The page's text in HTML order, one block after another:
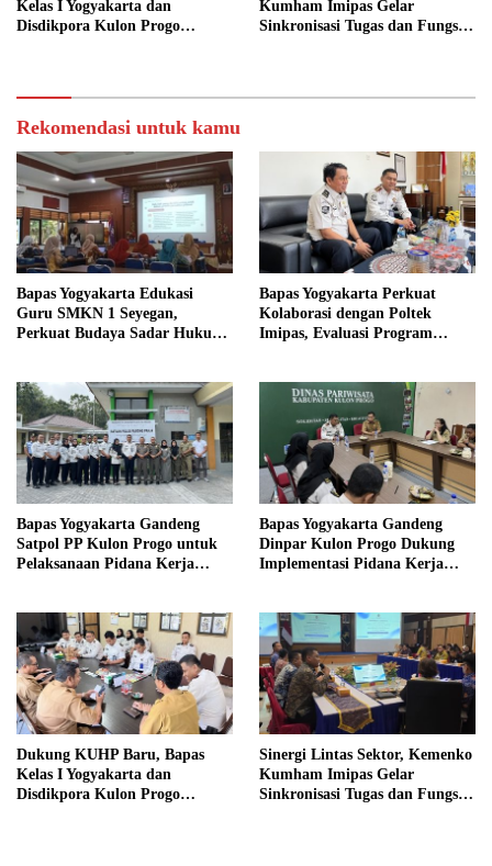
Kelas I Yogyakarta dan
Disdikpora Kulon Progo
Kumham Imipas Gelar
Sinkronisasi Tugas dan Fungsi
Rekomendasi untuk kamu
Bapas Yogyakarta Edukasi
Guru SMKN 1 Seyegan,
Perkuat Budaya Sadar Hukum
Bapas Yogyakarta Perkuat
Kolaborasi dengan Poltek
Imipas, Evaluasi Program
Bapas Yogyakarta Gandeng
Satpol PP Kulon Progo untuk
Pelaksanaan Pidana Kerja
Bapas Yogyakarta Gandeng
Dinpar Kulon Progo Dukung
Implementasi Pidana Kerja
Dukung KUHP Baru, Bapas
Kelas I Yogyakarta dan
Disdikpora Kulon Progo
Sinergi Lintas Sektor, Kemenko
Kumham Imipas Gelar
Sinkronisasi Tugas dan Fungsi